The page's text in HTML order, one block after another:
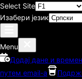
Select Site
Изабери језик
Menu
Додај дане и
путем email-а